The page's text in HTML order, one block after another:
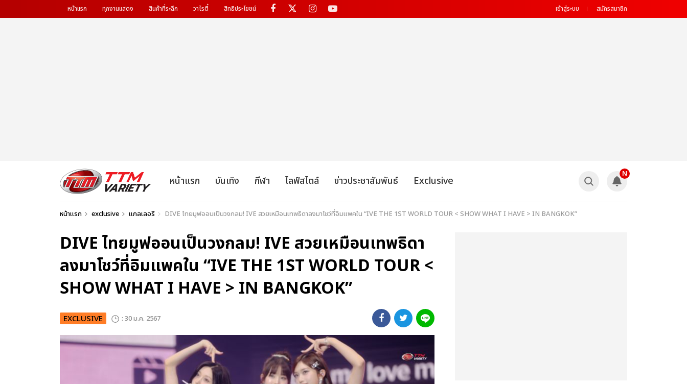
หน้าแรก ทุกงานแสดง สินค้าที่ระลึก วาไรตี้ สิทธิประโยชน์ เข้าสู่ระบบ สมัครสมาชิก
หน้าแรก บันเทิง กีฬา ไลฟ์สไตล์ ข่าวประชาสัมพันธ์ Exclusive
N
หน้าแรก exclusive แกลเลอรี DIVE ไทยมูฟออนเป็นวงกลม! IVE สวยเหมือนเทพธิดาลงมาโชว์ที่อิมแพคใน “IVE THE 1ST WORLD TOUR < SHOW WHAT I HAVE > IN BANGKOK”
DIVE ไทยมูฟออนเป็นวงกลม! IVE สวยเหมือนเทพธิดา
ลงมาโชว์ที่อิมแพคใน “IVE THE 1ST WORLD TOUR <
SHOW WHAT I HAVE > IN BANGKOK”
EXCLUSIVE : 30 ม.ค. 2567